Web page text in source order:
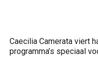
Caecilia Camerata viert
programma’s speciaal